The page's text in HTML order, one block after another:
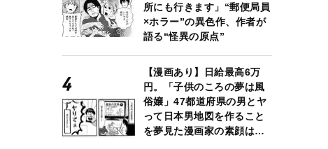
所にも行きます」“郵便局員
×ホラー”の異色作、作者が
語る“怪異の原点”
【漫画あり】日給最高6万
円。「子供のころの夢は風
俗嬢」47都道府県の男とヤ
って日本男地図を作ること
を夢見た漫画家の素顔は…